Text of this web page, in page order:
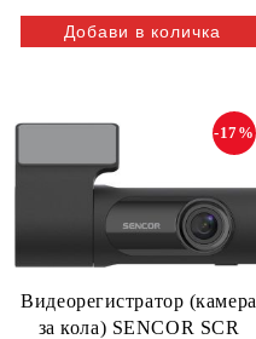
Видеорегистратор (камера
за кола) SENCOR SCR
-17%